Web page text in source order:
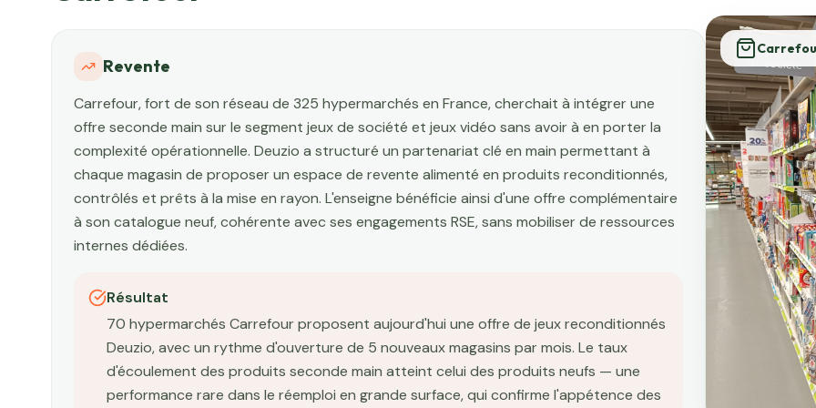
Revente
Carrefour, fort de son réseau de 325 hypermarchés en France, cherchait à intégrer une
offre seconde main sur le segment jeux de société et jeux vidéo sans avoir à en porter la
complexité opérationnelle. Deuzio a structuré un partenariat clé en main permettant à
chaque magasin de proposer un espace de revente alimenté en produits reconditionnés,
contrôlés et prêts à la mise en rayon. L'enseigne bénéficie ainsi d'une offre complémentaire
à son catalogue neuf, cohérente avec ses engagements RSE, sans mobiliser de ressources
internes dédiées.
Résultat
70 hypermarchés Carrefour proposent aujourd'hui une offre de jeux reconditionnés
Deuzio, avec un rythme d'ouverture de 5 nouveaux magasins par mois. Le taux
d'écoulement des produits seconde main atteint celui des produits neufs — une
performance rare dans le réemploi en grande surface, qui confirme l'appétence des